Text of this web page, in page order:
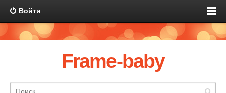
Войти
Frame-baby